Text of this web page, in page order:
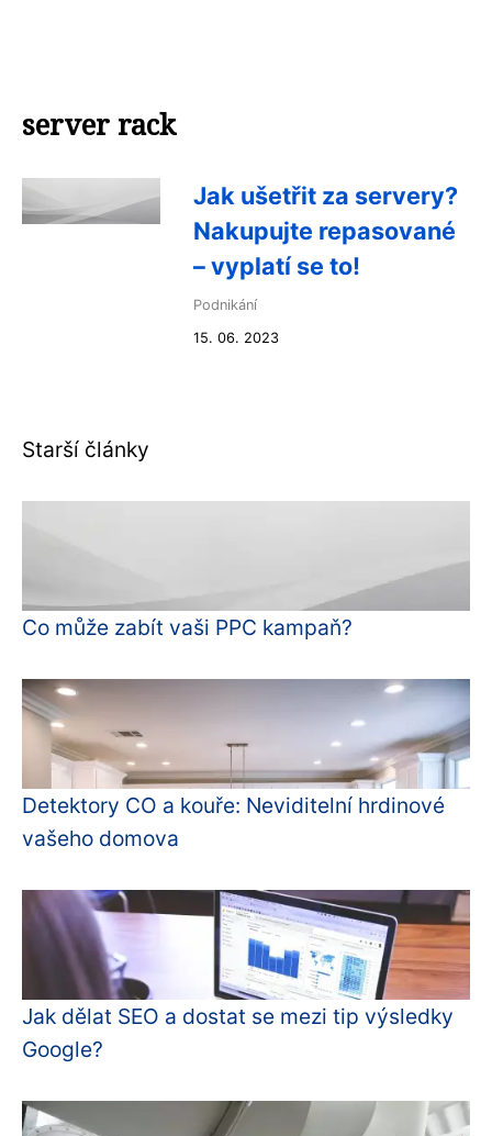
server rack
Jak ušetřit za servery?
Nakupujte repasované
– vyplatí se to!
Podnikání
15. 06. 2023
Starší články
Co může zabít vaši PPC kampaň?
Detektory CO a kouře: Neviditelní hrdinové
vašeho domova
Jak dělat SEO a dostat se mezi tip výsledky
Google?